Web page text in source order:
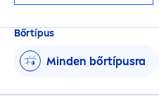
Bőrtípus
Minden bőrtípusra